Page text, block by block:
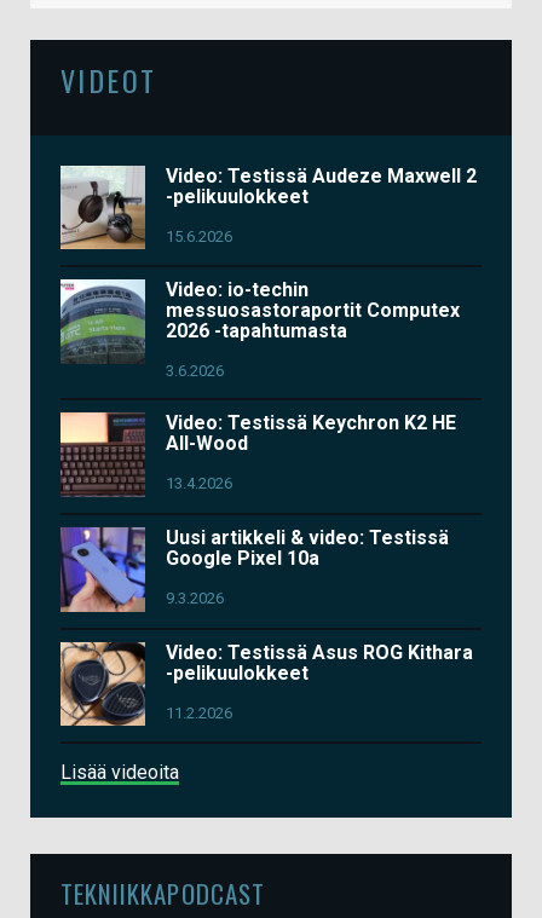
VIDEOT
Video: Testissä Audeze Maxwell 2
-pelikuulokkeet
15.6.2026
Video: io-techin
messuosastoraportit Computex
2026 -tapahtumasta
3.6.2026
Video: Testissä Keychron K2 HE
All-Wood
13.4.2026
Uusi artikkeli & video: Testissä
Google Pixel 10a
9.3.2026
Video: Testissä Asus ROG Kithara
-pelikuulokkeet
11.2.2026
Lisää videoita
TEKNIIKKAPODCAST